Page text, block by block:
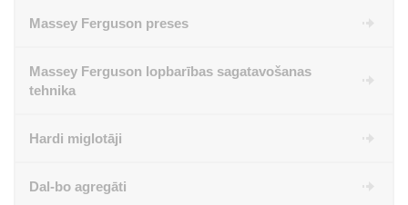
Massey Ferguson preses
Massey Ferguson lopbarības sagatavošanas
tehnika
Hardi miglotāji
Dal-bo agregāti